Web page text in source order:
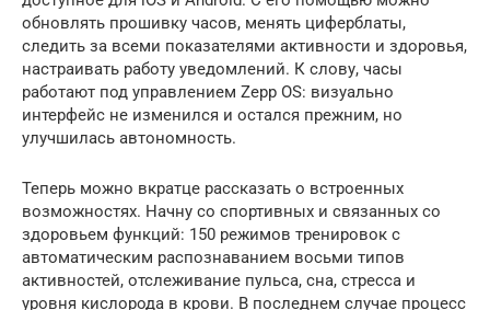
обновлять прошивку часов, менять циферблаты,
следить за всеми показателями активности и здоровья,
настраивать работу уведомлений. К слову, часы
работают под управлением Zepp OS: визуально
интерфейс не изменился и остался прежним, но
улучшилась автономность.
Теперь можно вкратце рассказать о встроенных
возможностях. Начну со спортивных и связанных со
здоровьем функций: 150 режимов тренировок с
автоматическим распознаванием восьми типов
активностей, отслеживание пульса, сна, стресса и
уровня кислорода в крови. В последнем случае процесс